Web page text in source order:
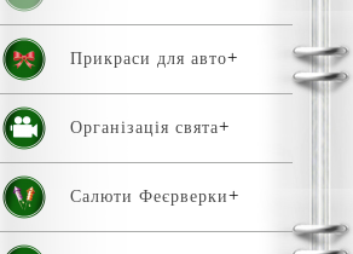
Прикраси для авто
Організація свята
Салюти Феєрверки